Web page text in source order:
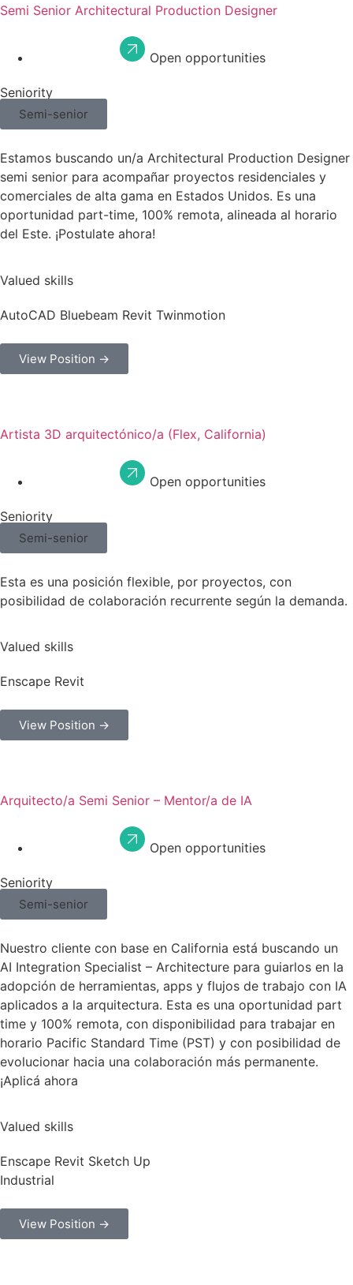
Semi Senior Architectural Production Designer
Open opportunities
Seniority
Semi-senior
Estamos buscando un/a Architectural Production Designer
semi senior para acompañar proyectos residenciales y
comerciales de alta gama en Estados Unidos. Es una
oportunidad part-time, 100% remota, alineada al horario
del Este. ¡Postulate ahora!
Valued skills
AutoCAD Bluebeam Revit Twinmotion
View Position →
Artista 3D arquitectónico/a (Flex, California)
Open opportunities
Seniority
Semi-senior
Esta es una posición flexible, por proyectos, con
posibilidad de colaboración recurrente según la demanda.
Valued skills
Enscape Revit
View Position →
Arquitecto/a Semi Senior – Mentor/a de IA
Open opportunities
Seniority
Semi-senior
Nuestro cliente con base en California está buscando un
AI Integration Specialist – Architecture para guiarlos en la
adopción de herramientas, apps y flujos de trabajo con IA
aplicados a la arquitectura. Esta es una oportunidad part
time y 100% remota, con disponibilidad para trabajar en
horario Pacific Standard Time (PST) y con posibilidad de
evolucionar hacia una colaboración más permanente.
¡Aplicá ahora
Valued skills
Enscape Revit Sketch Up
Industrial
View Position →